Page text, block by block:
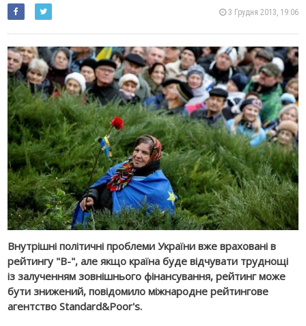
3 Грудня 2013, 19:06
Внутрішні політичні проблеми України вже враховані в
рейтингу "В-", але якщо країна буде відчувати труднощі
із залученням зовнішнього фінансування, рейтинг може
бути знижений, повідомило міжнародне рейтингове
агентство Standard&Poor's.